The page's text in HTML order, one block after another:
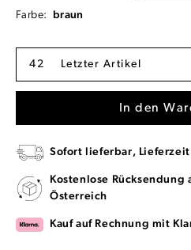
Farbe: braun
42 Letzter Artikel
In den
Sofort lieferbar, Lieferzeit
Kostenlose Rücksendung
Österreich
Kauf auf Rechnung mit